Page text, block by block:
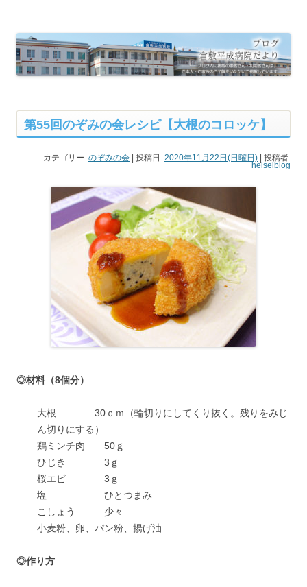
第55回のぞみの会レシピ【大根のコロッケ】
カテゴリー: のぞみの会 | 投稿日: 2020年11月22日(日曜日) | 投稿者:
heiseiblog
◎材料（8個分）
大根 30ｃｍ（輪切りにしてくり抜く。残りをみじ
ん切りにする）
鶏ミンチ肉 50ｇ
ひじき 3ｇ
桜エビ 3ｇ
塩 ひとつまみ
こしょう 少々
小麦粉、卵、パン粉、揚げ油
◎作り方